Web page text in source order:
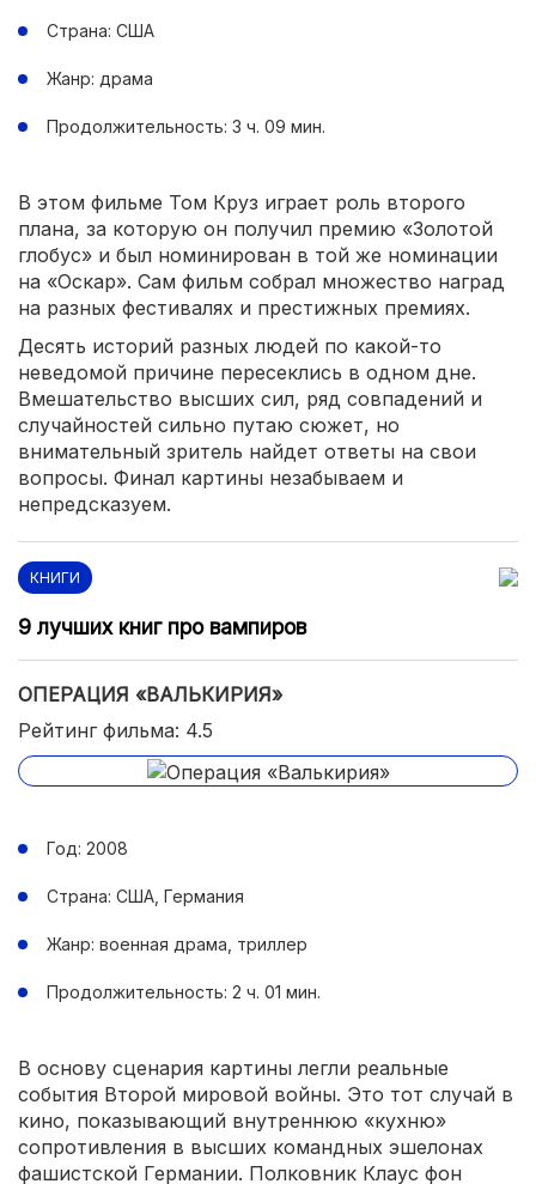
Страна: США
Жанр: драма
Продолжительность: 3 ч. 09 мин.
В этом фильме Том Круз играет роль второго
плана, за которую он получил премию «Золотой
глобус» и был номинирован в той же номинации
на «Оскар». Сам фильм собрал множество наград
на разных фестивалях и престижных премиях.
Десять историй разных людей по какой-то
неведомой причине пересеклись в одном дне.
Вмешательство высших сил, ряд совпадений и
случайностей сильно путаю сюжет, но
внимательный зритель найдет ответы на свои
вопросы. Финал картины незабываем и
непредсказуем.
КНИГИ
9 лучших книг про вампиров
ОПЕРАЦИЯ «ВАЛЬКИРИЯ»
Рейтинг фильма: 4.5
Год: 2008
Страна: США, Германия
Жанр: военная драма, триллер
Продолжительность: 2 ч. 01 мин.
В основу сценария картины легли реальные
события Второй мировой войны. Это тот случай в
кино, показывающий внутреннюю «кухню»
сопротивления в высших командных эшелонах
фашистской Германии. Полковник Клаус фон